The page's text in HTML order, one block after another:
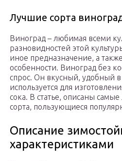
Лучшие сорта
Виноград – любимая всеми
разновидностей этой
иное предназначение, а
особенности. Виноград без
спрос. Он вкусный, удобный в
используется для
сока. В статье, описаны
сорта, пользующиеся
Описание
характеристиками